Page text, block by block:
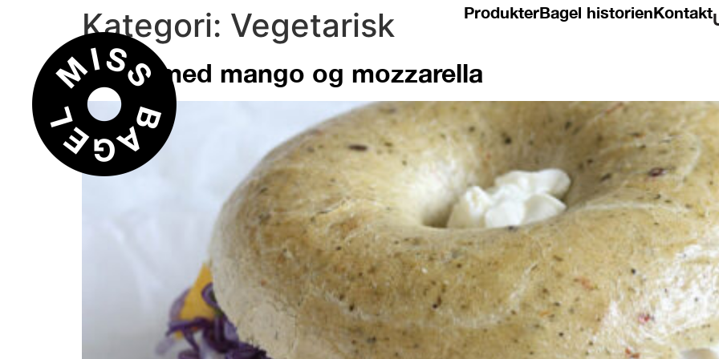
ProdukterBagel historienKontakt
Kategori: Vegetarisk
Bagel med mango og mozzarella